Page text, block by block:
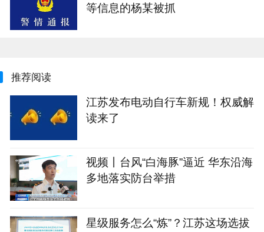
等信息的杨某被抓
推荐阅读
江苏发布电动自行车新规！权威解
读来了
视频丨台风“白海豚”逼近 华东沿海
多地落实防台举措
星级服务怎么“炼”？江苏这场选拔